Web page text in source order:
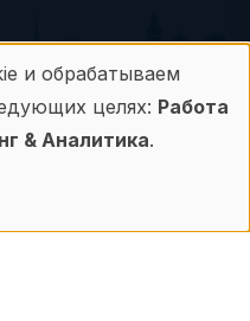
с данного
и обрабатываем
целях: Работа
& Аналитика.